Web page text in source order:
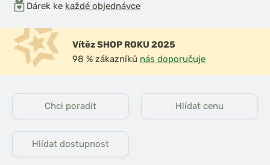
Dárek ke každé objednávce
Vítěz SHOP ROKU 2025
98 % zákazníků nás doporučuje
Chci poradit Hlídat cenu
Hlídat dostupnost